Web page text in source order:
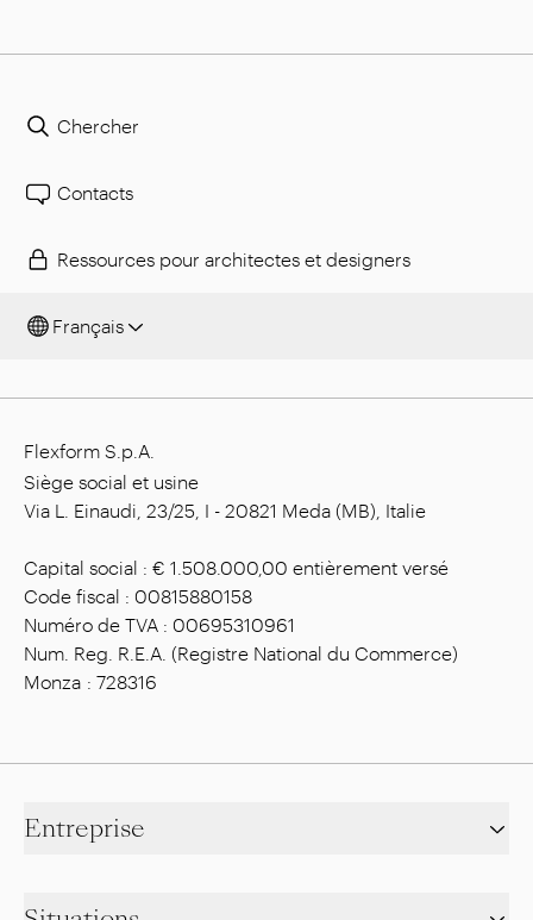
Chercher
Contacts
Ressources pour architectes et designers
Français
Flexform S.p.A.
Siège social et usine
Via L. Einaudi, 23/25, I - 20821 Meda (MB), Italie
Capital social : € 1.508.000,00 entièrement versé
Code fiscal : 00815880158
Numéro de TVA : 00695310961
Num. Reg. R.E.A. (Registre National du Commerce)
Monza : 728316
Entreprise